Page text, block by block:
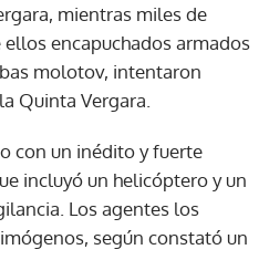
mientras miles de
encapuchados armados
molotov, intentaron
Quinta Vergara.
con un inédito y fuerte
incluyó un helicóptero y un
Los agentes los
según constató un